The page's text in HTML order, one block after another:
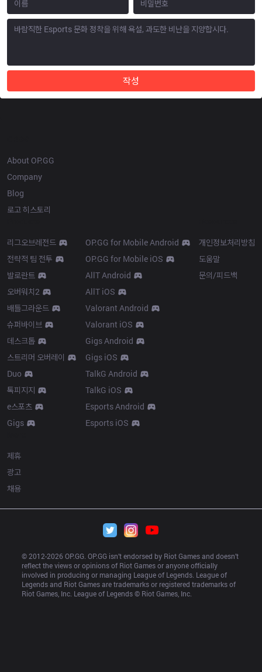
작성
About OP.GG
Company
Blog
로고 히스토리
리그오브레전드
전략적 팀 전투
발로란트
오버워치2
배틀그라운드
슈퍼바이브
데스크톱
스트리머 오버레이
Duo
톡피지지
e스포츠
Gigs
OP.GG for Mobile Android
OP.GG for Mobile iOS
AllT Android
AllT iOS
Valorant Android
Valorant iOS
Gigs Android
Gigs iOS
TalkG Android
TalkG iOS
Esports Android
Esports iOS
개인정보처리방침
도움말
문의/피드백
제휴
광고
채용
© 2012-2026 OP.GG. OP.GG isn’t endorsed by Riot Games and doesn’t
reflect the views or opinions of Riot Games or anyone officially
involved in producing or managing League of Legends. League of
Legends and Riot Games are trademarks or registered trademarks of
Riot Games, Inc. League of Legends © Riot Games, Inc.